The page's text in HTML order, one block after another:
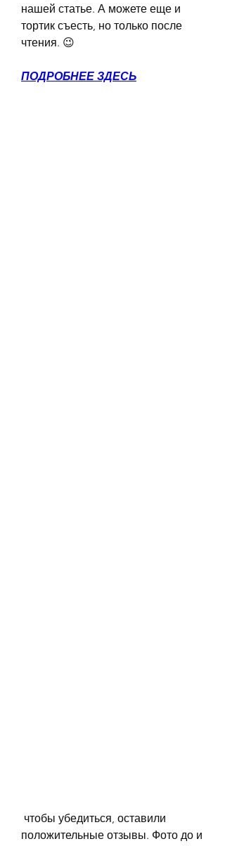
нашей статье. А можете еще и
тортик съесть, но только после
чтения. 😉
ПОДРОБНЕЕ ЗДЕСЬ
положительные отзывы. Фото до и